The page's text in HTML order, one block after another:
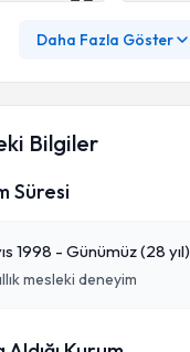
Daha Fazla Göster
Bilgiler
Süresi
1998 - Günümüz (28 yıl)
mesleki deneyim